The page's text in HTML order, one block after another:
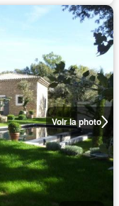
Voir la photo